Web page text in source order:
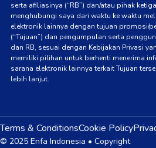
serta afiliasinya (“RB”) dan/atau pihak
menghubungi saya dari waktu ke waktu
elektronik lainnya dengan tujuan promosi/
(“Tujuan”) dan pengumpulan serta
dan RB, sesuai dengan Kebijakan Privasi
memiliki pilihan untuk berhenti menerima
sarana elektronik lainnya terkait Tujuan
lebih lanjut.
Terms & ConditionsCookie Policy
© 2025 Enfa Indonesia • Copyright